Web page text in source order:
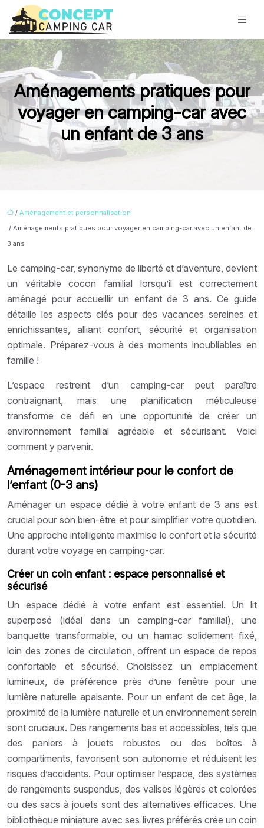
Aménagements pratiques pour
voyager en camping-car avec
un enfant de 3 ans
/ Aménagement et personnalisation
/ Aménagements pratiques pour voyager en camping-car avec un enfant de
3 ans
Le camping-car, synonyme de liberté et d’aventure, devient
un véritable cocon familial lorsqu’il est correctement
aménagé pour accueillir un enfant de 3 ans. Ce guide
détaille les aspects clés pour des vacances sereines et
enrichissantes, alliant confort, sécurité et organisation
optimale. Préparez-vous à des moments inoubliables en
famille !
L’espace restreint d’un camping-car peut paraître
contraignant, mais une planification méticuleuse
transforme ce défi en une opportunité de créer un
environnement familial agréable et sécurisant. Voici
comment y parvenir.
Aménagement intérieur pour le confort de
l’enfant (0-3 ans)
Aménager un espace dédié à votre enfant de 3 ans est
crucial pour son bien-être et pour simplifier votre quotidien.
Une approche intelligente maximise le confort et la sécurité
durant votre voyage en camping-car.
Créer un coin enfant : espace personnalisé et
sécurisé
Un espace dédié à votre enfant est essentiel. Un lit
superposé (idéal dans un camping-car familial), une
banquette transformable, ou un hamac solidement fixé,
loin des zones de circulation, offrent un espace de repos
confortable et sécurisé. Choisissez un emplacement
lumineux, de préférence près d’une fenêtre pour une
lumière naturelle apaisante. Pour un enfant de cet âge, la
proximité de la lumière naturelle et un environnement serein
sont cruciaux. Des rangements bas et accessibles, tels que
des paniers à jouets robustes ou des boîtes à
compartiments, favorisent son autonomie et réduisent les
risques d’accidents. Pour optimiser l’espace, des systèmes
de rangements suspendus, des valises légères et colorées
ou des sacs à jouets sont des alternatives efficaces. Une
bibliothèque miniature avec ses livres préférés crée un coin